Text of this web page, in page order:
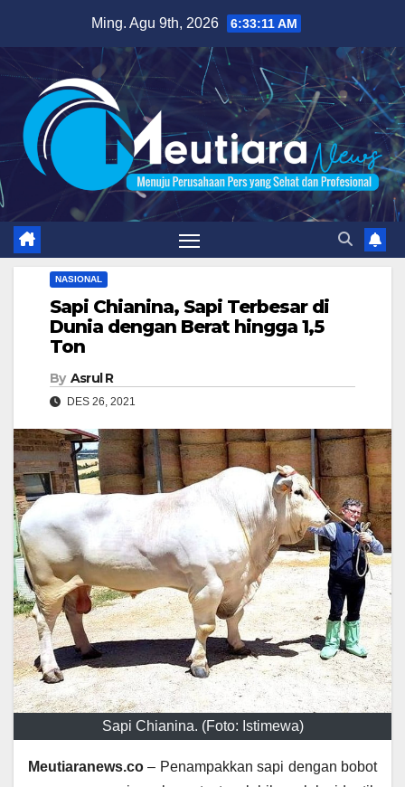
content
Ming. Agu 9th, 2026 6:33:12 AM
NASIONAL
Sapi Chianina, Sapi Terbesar di
Dunia dengan Berat hingga 1,5
Ton
By Asrul R
DES 26, 2021
Sapi Chianina. (Foto: Istimewa)
Meutiaranews.co– Penampakkan sapi dengan bobot